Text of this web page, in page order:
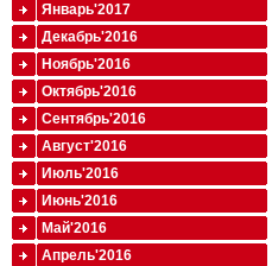
Январь'2017
Декабрь'2016
Ноябрь'2016
Октябрь'2016
Сентябрь'2016
Август'2016
Июль'2016
Июнь'2016
Май'2016
Апрель'2016